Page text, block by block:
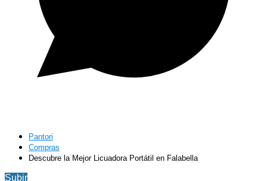
Pantori
Compras
Descubre la Mejor Licuadora Portátil en Falabella
Subir